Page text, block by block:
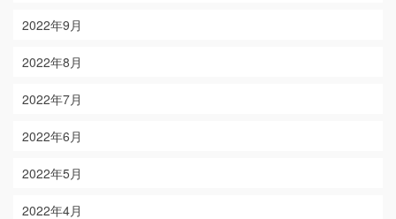
2022年9月
2022年8月
2022年7月
2022年6月
2022年5月
2022年4月